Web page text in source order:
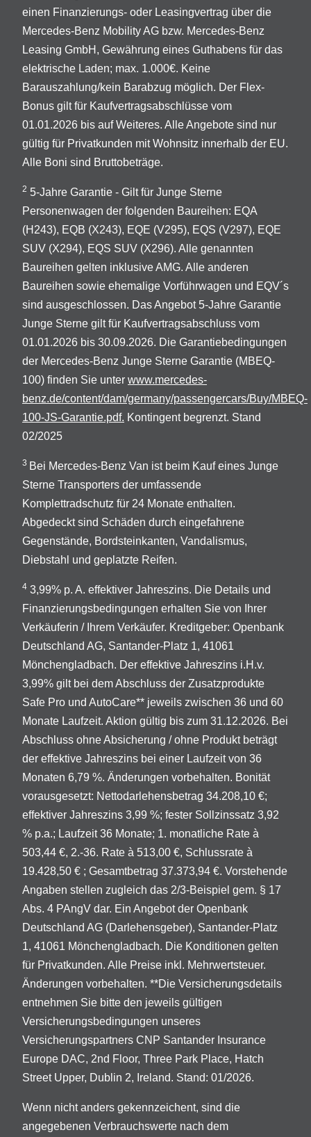
einen Finanzierungs- oder Leasingvertrag über die
Mercedes-Benz Mobility AG bzw. Mercedes-Benz
Leasing GmbH, Gewährung eines Guthabens für das
elektrische Laden; max. 1.000€. Keine
Barauszahlung/kein Barabzug möglich. Der Flex-
Bonus gilt für Kaufvertragsabschlüsse vom
01.01.2026 bis auf Weiteres. Alle Angebote sind nur
gültig für Privatkunden mit Wohnsitz innerhalb der EU.
Alle Boni sind Bruttobeträge.
2 5-Jahre Garantie - Gilt für Junge Sterne
Personenwagen der folgenden Baureihen: EQA
(H243), EQB (X243), EQE (V295), EQS (V297), EQE
SUV (X294), EQS SUV (X296). Alle genannten
Baureihen gelten inklusive AMG. Alle anderen
Baureihen sowie ehemalige Vorführwagen und EQV´s
sind ausgeschlossen. Das Angebot 5-Jahre Garantie
Junge Sterne gilt für Kaufvertragsabschluss vom
01.01.2026 bis 30.09.2026. Die Garantiebedingungen
der Mercedes-Benz Junge Sterne Garantie (MBEQ-
100) finden Sie unter www.mercedes-
benz.de/content/dam/germany/passengercars/Buy/MBEQ-
100-JS-Garantie.pdf. Kontingent begrenzt. Stand
02/2025
3 Bei Mercedes-Benz Van ist beim Kauf eines Junge
Sterne Transporters der umfassende
Komplettradschutz für 24 Monate enthalten.
Abgedeckt sind Schäden durch eingefahrene
Gegenstände, Bordsteinkanten, Vandalismus,
Diebstahl und geplatzte Reifen.
4 3,99% p. A. effektiver Jahreszins. Die Details und
Finanzierungsbedingungen erhalten Sie von Ihrer
Verkäuferin / Ihrem Verkäufer. Kreditgeber: Openbank
Deutschland AG, Santander-Platz 1, 41061
Mönchengladbach. Der effektive Jahreszins i.H.v.
3,99% gilt bei dem Abschluss der Zusatzprodukte
Safe Pro und AutoCare** jeweils zwischen 36 und 60
Monate Laufzeit. Aktion gültig bis zum 31.12.2026. Bei
Abschluss ohne Absicherung / ohne Produkt beträgt
der effektive Jahreszins bei einer Laufzeit von 36
Monaten 6,79 %. Änderungen vorbehalten. Bonität
vorausgesetzt: Nettodarlehensbetrag 34.208,10 €;
effektiver Jahreszins 3,99 %; fester Sollzinssatz 3,92
% p.a.; Laufzeit 36 Monate; 1. monatliche Rate à
503,44 €, 2.-36. Rate à 513,00 €, Schlussrate à
19.428,50 € ; Gesamtbetrag 37.373,94 €. Vorstehende
Angaben stellen zugleich das 2/3-Beispiel gem. § 17
Abs. 4 PAngV dar. Ein Angebot der Openbank
Deutschland AG (Darlehensgeber), Santander-Platz
1, 41061 Mönchengladbach. Die Konditionen gelten
für Privatkunden. Alle Preise inkl. Mehrwertsteuer.
Änderungen vorbehalten. **Die Versicherungsdetails
entnehmen Sie bitte den jeweils gültigen
Versicherungsbedingungen unseres
Versicherungspartners CNP Santander Insurance
Europe DAC, 2nd Floor, Three Park Place, Hatch
Street Upper, Dublin 2, Ireland. Stand: 01/2026.
Wenn nicht anders gekennzeichent, sind die
angegebenen Verbrauchswerte nach dem